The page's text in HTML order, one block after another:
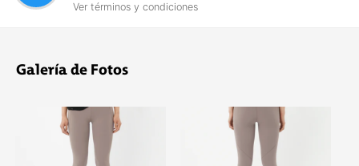
Ver términos y condiciones
Galería de Fotos